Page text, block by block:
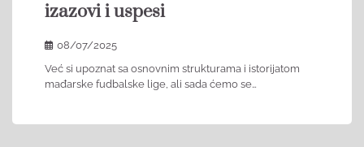
izazovi i uspesi
08/07/2025
Već si upoznat sa osnovnim strukturama i istorijatom
mađarske fudbalske lige, ali sada ćemo se…